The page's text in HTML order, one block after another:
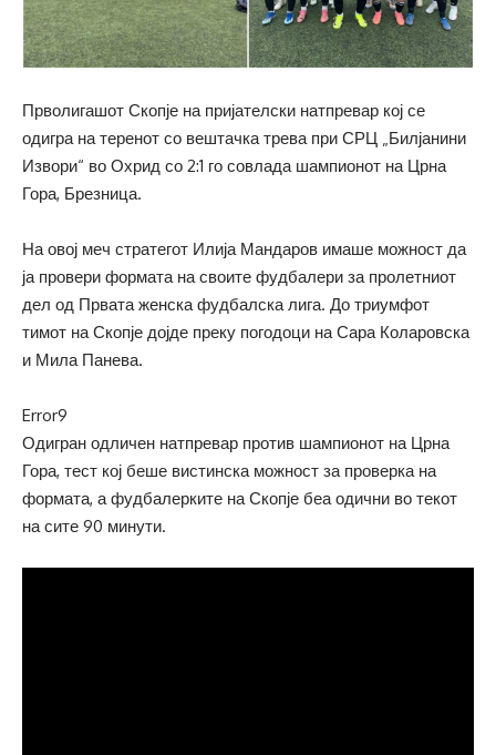
Прволигашот Скопје на пријателски натпревар кој се
одигра на теренот со вештачка трева при СРЦ „Билјанини
Извори“ во Охрид со 2:1 го совлада шампионот на Црна
Гора, Брезница.
На овој меч стратегот Илија Мандаров имаше можност да
ја провери формата на своите фудбалери за пролетниот
дел од Првата женска фудбалска лига. До триумфот
тимот на Скопје дојде преку погодоци на Сара Коларовска
и Мила Панева.
Error9
Одигран одличен натпревар против шампионот на Црна
Гора, тест кој беше вистинска можност за проверка на
формата, а фудбалерките на Скопје беа одични во текот
на сите 90 минути.